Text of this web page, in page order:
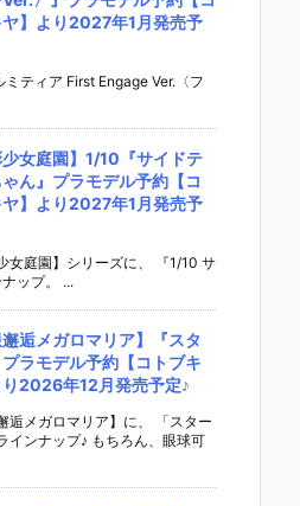
ヤ】より2027年1月発売予
ミティア First Engage Ver.〈フ
少女庭園】1/10『サイドテ
ん』プラモデル予約【コ
ヤ】より2027年1月発売予
女庭園】シリーズに、 『1/10 サ
ップ。 ...
邂逅メガロマリア】『スタ
ラモデル予約【コトブキ
り2026年12月発売予定♪
逅メガロマリア】に、 「スター
インナップ♪ もちろん、眼球可